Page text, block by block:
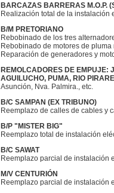
BARCAZAS BARRERAS M.O.P.
Realización total de la instalación
B/M PRETORIANO
Rebobinado de los tres
Rebobinado de motores de pluma
Reparación de generadores y
REMOLCADORES DE EMPUJE:
AGUILUCHO, PUMA, RIO
Asunción, Nva. Palmira., etc.
B/C SAMPAN (EX TRIBUNO)
Reemplazo de calles de cables y
B/P "MISTER BIG"
Reemplazo total de instalación
B/C SAWAT
Reemplazo parcial de instalación
M/V CENTURIÓN
Reemplazo parcial de instalación